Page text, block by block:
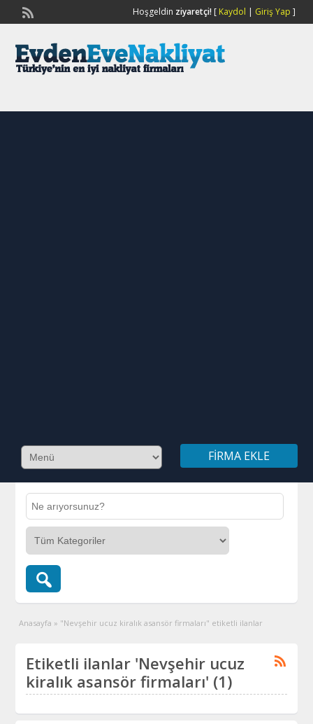
Hoşgeldin ziyaretçi![ Kaydol | Giriş Yap ]
FIRMA EKLE
Anasayfa » "Nevşehir ucuz kiralık asansör firmaları" etiketli ilanlar
Etiketli ilanlar 'Nevşehir ucuz
kiralık asansör firmaları' (1)